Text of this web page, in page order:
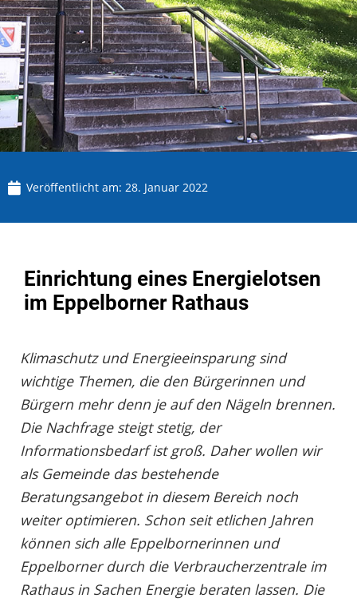
Veröffentlicht am: 28. Januar 2022
Einrichtung eines Energielotsen
im Eppelborner Rathaus
Klimaschutz und Energieeinsparung sind
wichtige Themen, die den Bürgerinnen und
Bürgern mehr denn je auf den Nägeln brennen.
Die Nachfrage steigt stetig, der
Informationsbedarf ist groß. Daher wollen wir
als Gemeinde das bestehende
Beratungsangebot in diesem Bereich noch
weiter optimieren. Schon seit etlichen Jahren
können sich alle Eppelbornerinnen und
Eppelborner durch die Verbraucherzentrale im
Rathaus in Sachen Energie beraten lassen. Die